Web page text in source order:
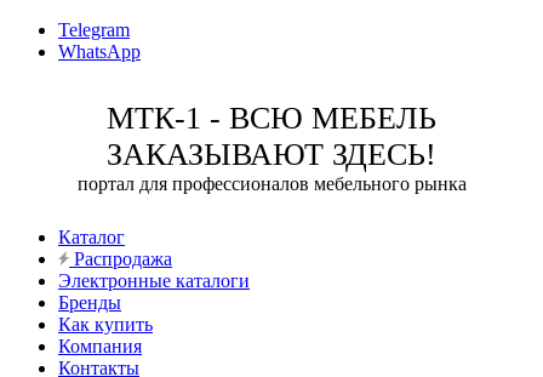
Telegram
WhatsApp
МТК-1 - ВСЮ МЕБЕЛЬ
ЗАКАЗЫВАЮТ ЗДЕСЬ!
портал для профессионалов мебельного рынка
Каталог
Распродажа
Электронные каталоги
Бренды
Как купить
Компания
Контакты